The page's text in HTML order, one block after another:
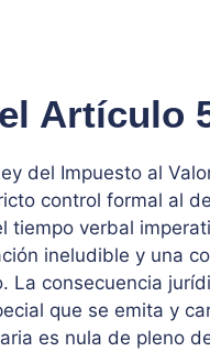
Artículo
del Impuesto al
control formal al
tiempo verbal
ineludible y una
La consecuencia
que se emita y
es nula de pleno